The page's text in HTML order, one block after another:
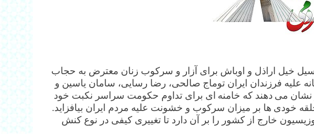
خیل اراذل و اوباش برای آزار و سرکوب زنان معترض به حجاب
علیه فرزندان ایران توماج صالحی، رضا رسایی، سامان یاسین و
نشان می دهند که خامنه ای برای تداوم حکومت سراسر نکبت خود
خودی ها بر میزان سرکوب و خشونت علیه مردم ایران بیافزاید.
خارج از کشور را بر آن دارد تا تغییری کیفی در نوع کنش